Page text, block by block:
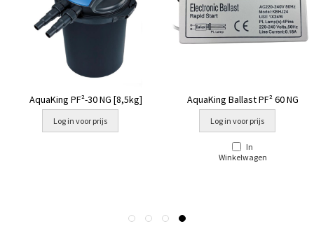
AquaKing PF²-30 NG [8,5kg]
Log in voor prijs
AquaKing Ballast PF² 60 NG
Log in voor prijs
In
Winkelwagen